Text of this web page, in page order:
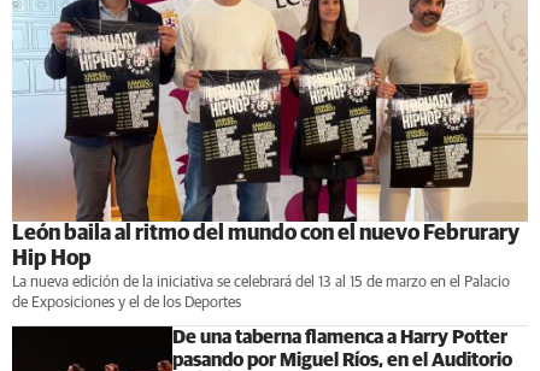
León baila al ritmo del mundo con el nuevo Februrary
Hip Hop
La nueva edición de la iniciativa se celebrará del 13 al 15 de marzo en el Palacio
de Exposiciones y el de los Deportes
De una taberna flamenca a Harry Potter
pasando por Miguel Ríos, en el Auditorio